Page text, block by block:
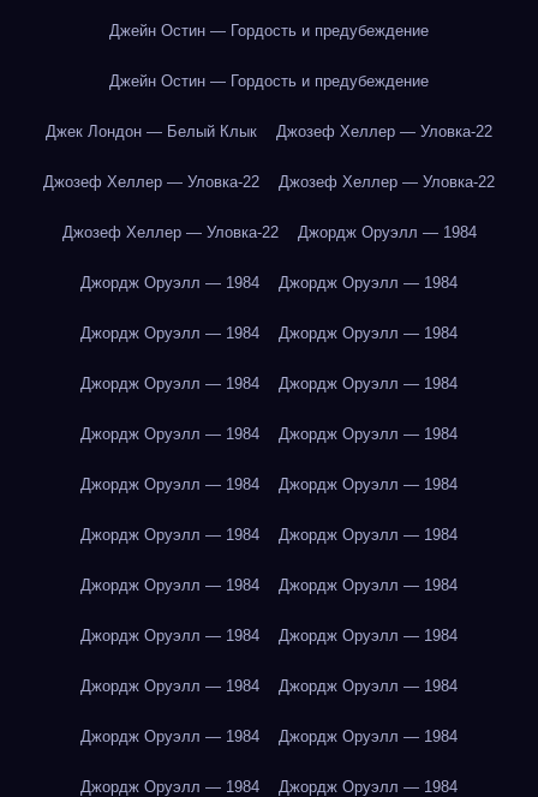
Джейн Остин — Гордость и предубеждение
Джейн Остин — Гордость и предубеждение
Джек Лондон — Белый Клык Джозеф Хеллер — Уловка-22
Джозеф Хеллер — Уловка-22 Джозеф Хеллер — Уловка-22
Джозеф Хеллер — Уловка-22 Джордж Оруэлл — 1984
Джордж Оруэлл — 1984 Джордж Оруэлл — 1984
Джордж Оруэлл — 1984 Джордж Оруэлл — 1984
Джордж Оруэлл — 1984 Джордж Оруэлл — 1984
Джордж Оруэлл — 1984 Джордж Оруэлл — 1984
Джордж Оруэлл — 1984 Джордж Оруэлл — 1984
Джордж Оруэлл — 1984 Джордж Оруэлл — 1984
Джордж Оруэлл — 1984 Джордж Оруэлл — 1984
Джордж Оруэлл — 1984 Джордж Оруэлл — 1984
Джордж Оруэлл — 1984 Джордж Оруэлл — 1984
Джордж Оруэлл — 1984 Джордж Оруэлл — 1984
Джордж Оруэлл — 1984 Джордж Оруэлл — 1984